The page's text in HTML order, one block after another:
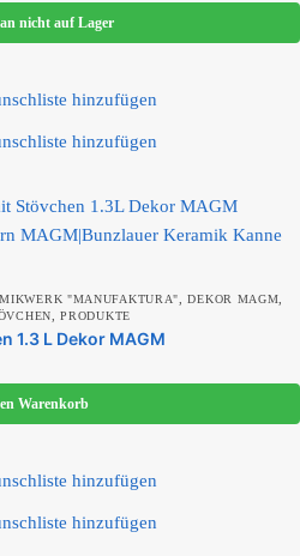
nicht auf Lager
hinzufügen
hinzufügen
"MANUFAKTURA" ,DEKOR MAGM
,PRODUKTE
1.3 L Dekor MAGM
Warenkorb
hinzufügen
hinzufügen